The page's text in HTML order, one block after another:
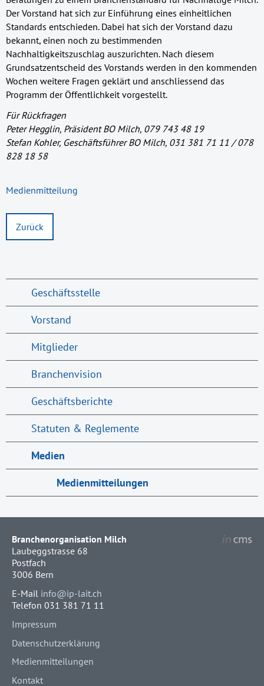
Der Vorstand hat sich zur Einführung eines einheitlichen
Standards entschieden. Dabei hat sich der Vorstand dazu
bekannt, einen noch zu bestimmenden
Nachhaltigkeitszuschlag auszurichten. Nach diesem
Grundsatzentscheid des Vorstands werden in den kommenden
Wochen weitere Fragen geklärt und anschliessend das
Programm der Öffentlichkeit vorgestellt.
Für Rückfragen
Peter Hegglin, Präsident BO Milch, 079 743 48 19
Stefan Kohler, Geschäftsführer BO Milch, 031 381 71 11 / 078
828 18 58
Medienmitteilung
Zurück
Geschäftsstelle
Vorstand
Mitglieder
Branchenvision
Geschäftsberichte
Statuten & Reglemente
Medien
Medienmitteilungen
Branchenorganisation Milch
Laubeggstrasse 68
Postfach
3006 Bern
E-Mail info@ip-lait.ch
Telefon 031 381 71 11
Impressum
Datenschutzerklärung
Medienmitteilungen
Kontakt